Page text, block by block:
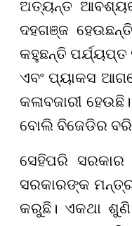
ଅତ୍ୟନ୍ତ
ଦହଗଞ୍ଜ
କହୁଛନ୍ତି ପର୍ଯ୍ୟପ୍ତ
ଏବଂ ପ୍ୟାକସ
କଳାବଜାରୀ
ବୋଲି ବିଜେଡିର
ସେହିପରି ସରକାର
ସରକାରଙ୍କ
କରୁଛି। ଏକଥା ଶୁଣି